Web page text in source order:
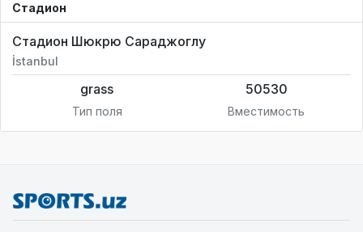
Стадион
Стадион Шюкрю Сараджоглу
İstanbul
grass
Тип поля
50530
Вместимость